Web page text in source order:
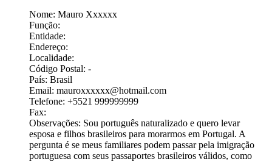
Nome: Mauro Xxxxxx
Função:
Entidade:
Endereço:
Localidade:
Código Postal: -
País: Brasil
Email: mauroxxxxxx@hotmail.com
Telefone: +5521 999999999
Fax:
Observações: Sou português naturalizado e quero levar
esposa e filhos brasileiros para morarmos em Portugal. A
pergunta é se meus familiares podem passar pela imigração
portuguesa com seus passaportes brasileiros válidos, como